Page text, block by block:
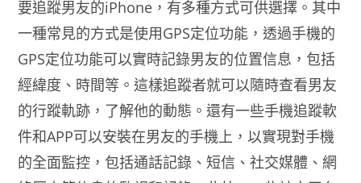
要追蹤男友的iPhone，有多種方式可供選擇。其中
一種常見的方式是使用GPS定位功能，透過手機的
GPS定位功能可以實時記錄男友的位置信息，包括
經緯度、時間等。這樣追蹤者就可以隨時查看男友
的行蹤軌跡，了解他的動態。還有一些手機追蹤軟
件和APP可以安裝在男友的手機上，以實現對手機
的全面監控，包括通話記錄、短信、社交媒體、網